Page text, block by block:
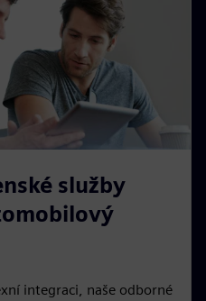
služby
integraci, naše odborné